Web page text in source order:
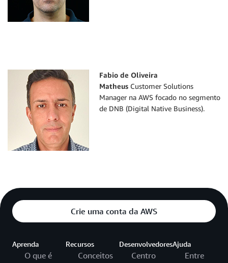
Fabio de Oliveira
Matheus Customer Solutions
Manager na AWS focado no segmento
de DNB (Digital Native Business).
Crie uma conta da AWS
Aprenda
O que é
Recursos
Conceitos
Desenvolvedores
Centro
Ajuda
Entre